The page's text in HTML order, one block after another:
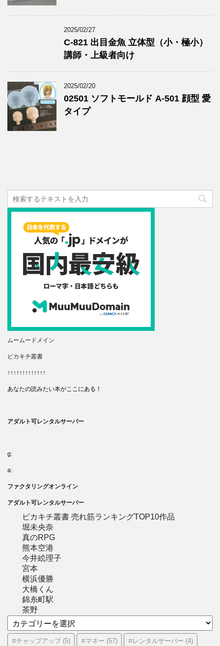
2025/02/27
C-821 出目金魚 立体型（小・極小）
講師・上級者向け
2025/02/20
02501 ソフトモールド A-501 顔型 愛
タイプ
ムームードメイン
ピカキチ叢書
↑↑↑↑↑↑↑↑↑↑↑↑↑
あなたの読みたい本がここにある！
アダルト可レンタルサーバー
g:
a:
ファクタリングオンライン
アダルト可レンタルサーバー
ピカキチ叢書 売れ筋ランキングTOP10作品
堀未央奈
真のRPG
熊本空港
今井絵理子
宮本
横浜優勝
大橋くん
錦糸町駅
茶野
テ
ゴ
#チャップアップ(5) #マネー (57) #レンタルサーバー (4)